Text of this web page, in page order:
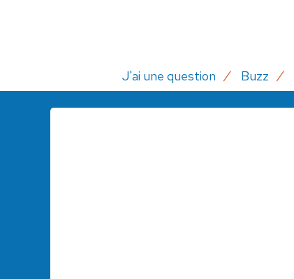
J'ai une question Buzz